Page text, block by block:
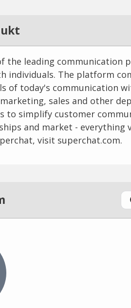
the leading communication
individuals. The platform
of today's communication
sales and other
to simplify customer
and market - everything
visit superchat.com.